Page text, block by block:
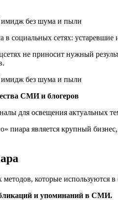
в социальных сетях:
не приносит нужный
СМИ и блогеров
для освещения актуальных
пиара является крупный
методов, которые используются
и упоминаний в СМИ.